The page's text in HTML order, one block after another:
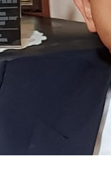
Con estos
Única del Agua a
DISPONE:
Aceptar a
y/o
haberse emitido el
(CDA), en
Orgánica de